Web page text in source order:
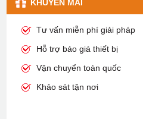
KHUYỄN MÃI
Tư vấn miễn phí giải pháp
Hỗ trợ báo giá thiết bị
Vận chuyển toàn quốc
Khảo sát tận nơi